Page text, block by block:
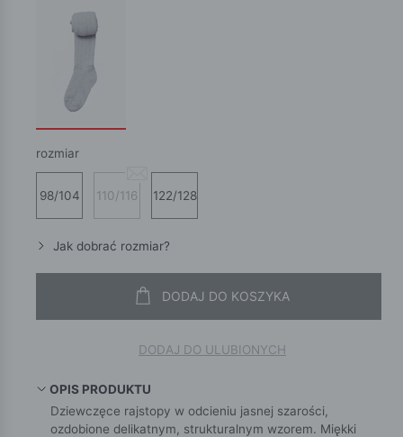
rozmiar
98/104 110/116 122/128
Jak dobrać rozmiar?
DODAJ DO KOSZYKA
DODAJ DO ULUBIONYCH
OPIS PRODUKTU
Dziewczęce rajstopy w odcieniu jasnej szarości,
ozdobione delikatnym, strukturalnym wzorem. Miękki